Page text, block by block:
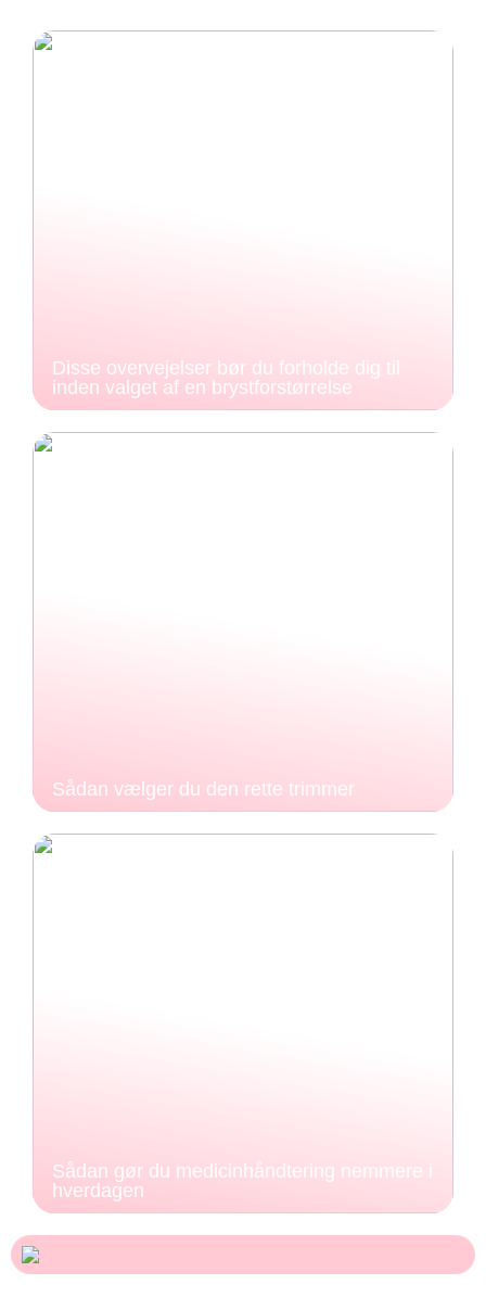
Disse overvejelser bør du forholde dig til
inden valget af en brystforstørrelse
Sådan vælger du den rette trimmer
Sådan gør du medicinhåndtering nemmere i
hverdagen